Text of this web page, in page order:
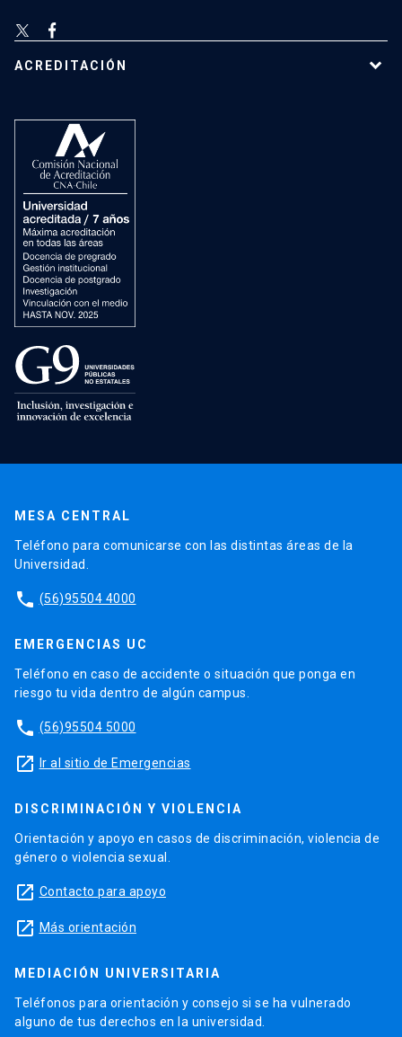
ACREDITACIÓN
MESA CENTRAL
Teléfono para comunicarse con las distintas áreas de la
Universidad.
phone (56)95504 4000
EMERGENCIAS UC
Teléfono en caso de accidente o situación que ponga en
riesgo tu vida dentro de algún campus.
phone (56)95504 5000
launch Ir al sitio de Emergencias
DISCRIMINACIÓN Y VIOLENCIA
Orientación y apoyo en casos de discriminación, violencia de
género o violencia sexual.
launch Contacto para apoyo
launch Más orientación
MEDIACIÓN UNIVERSITARIA
Teléfonos para orientación y consejo si se ha vulnerado
alguno de tus derechos en la universidad.